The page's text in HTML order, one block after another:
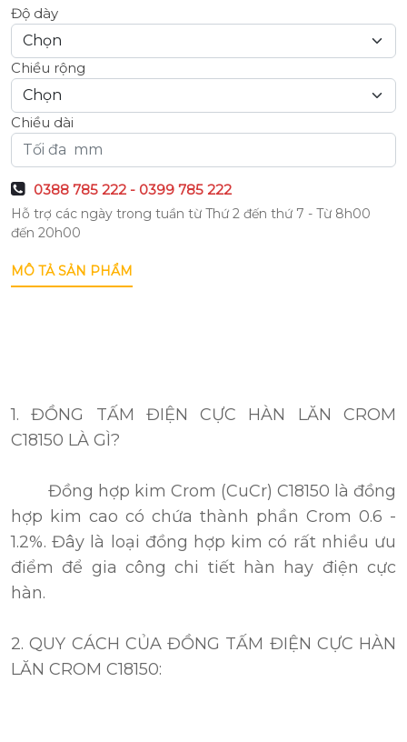
Độ dày
Chiều rộng
Chiều dài
0388 785 222 - 0399 785 222
Hỗ trợ các ngày trong tuần từ Thứ 2 đến thứ 7 - Từ 8h00
đến 20h00
MÔ TẢ SẢN PHẨM
1. ĐỒNG TẤM ĐIỆN CỰC HÀN LĂN CROM
C18150 LÀ GÌ?
Đồng hợp kim Crom (CuCr) C18150 là đồng
hợp kim cao có chứa thành phần Crom 0.6 -
1.2%. Đây là loại đồng hợp kim có rất nhiều ưu
điểm để gia công chi tiết hàn hay điện cực
hàn.
2. QUY CÁCH CỦA ĐỒNG TẤM ĐIỆN CỰC HÀN
LĂN CROM C18150: